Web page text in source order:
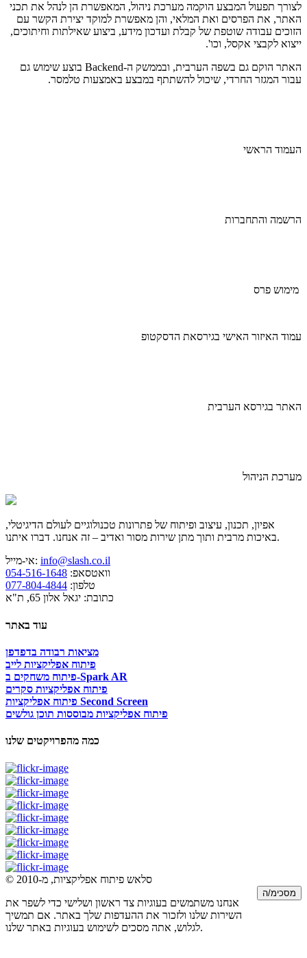
לצורך תפעול המבצע הוקמה מערכת ניהול, המאפשרת הן לנהל את תכני
האתר, את הפרסים ואת המלאי, והן מאפשרת למוקד יצירת הקשר עם
הזוכים עבודה שוטפת של קבלת ועדכון מידע, ביצוע שאילתות וחיתוכים,
ייצוא לקבצי אקסל, וכו'.
האתר הוקם גם בשפה הערבית, ובממשק ה-Backend בוצע שימוש גם
עבור המגזר החרדי, שיכול להשתתף במבצע באמצעות טלמסר.
העמוד הראשי
הרשמה והתחברות
מימוש פרס
עמוד האיזור האישי בגירסאת הדסקטופ
האתר בגירסא הערבית
מערכת הניהול
אפיון, תכנון, עיצוב ופיתוח של פתרונות טכנולוגיים לעולם הדיגיטלי,
באיכות מרבית ותוך מתן שירות מסור ואדיב – זה אנחנו. דברו איתנו.
אי-מייל: info@slash.co.il
וואטסאפ: 054-516-1648
טלפון: 077-804-4844
כתובת: יגאל אלון 65, ת"א
עוד באתר
מציאות רבודה בדפדפן
פיתוח אפליקציות לייב
פיתוח משחקים ב-Spark AR
פיתוח אפליקציות סקרים
פיתוח אפליקציות Second Screen
פיתוח אפליקציות מבוססות תוכן גולשים
כמה מהפרויקטים שלנו
© סלאש פיתוח אפליקציות, מ-2010
אנחנו משתמשים בעוגיות צד ראשון ושלישי כדי לשפר את
השירות שלנו ולזכור את ההעדפות שלך באתר. אם תמשיך
לגלוש, אתה מסכים לשימוש בעוגיות באתר שלנו.
מסכימ/ה